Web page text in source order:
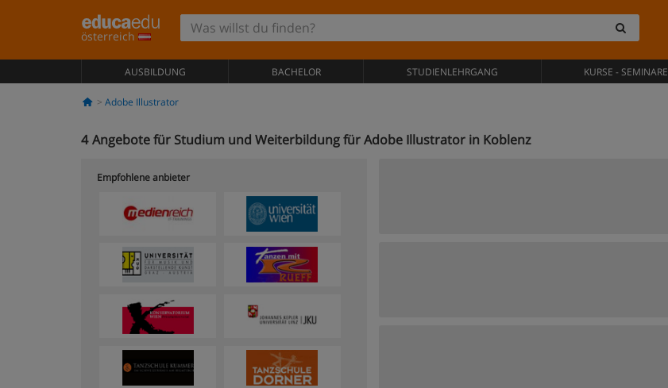
österreich
AUSBILDUNG BACHELOR STUDIENLEHRGANG KURSE - SEMINARE
Adobe Illustrator
4 Angebote für Studium und Weiterbildung für Adobe Illustrator in Koblenz
Empfohlene anbieter